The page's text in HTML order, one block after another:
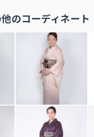
のコーディネート